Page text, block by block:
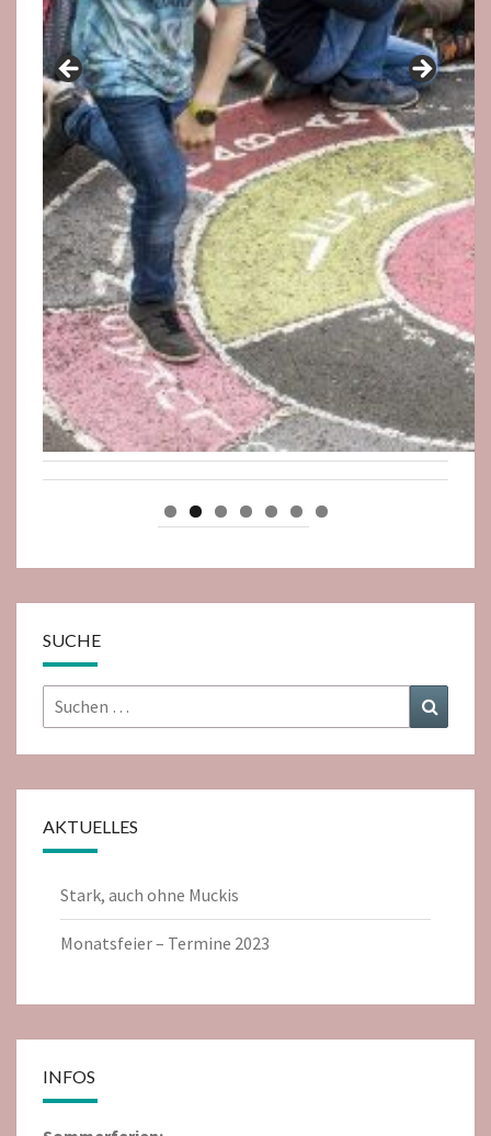
SUCHE
Suchen
nach:
AKTUELLES
Stark, auch ohne Muckis
Monatsfeier – Termine 2023
INFOS